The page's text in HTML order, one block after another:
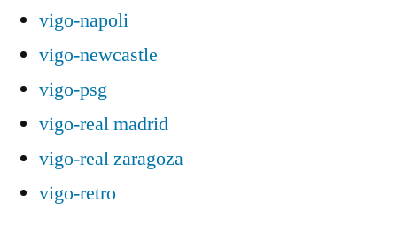
vigo-napoli
vigo-newcastle
vigo-psg
vigo-real madrid
vigo-real zaragoza
vigo-retro